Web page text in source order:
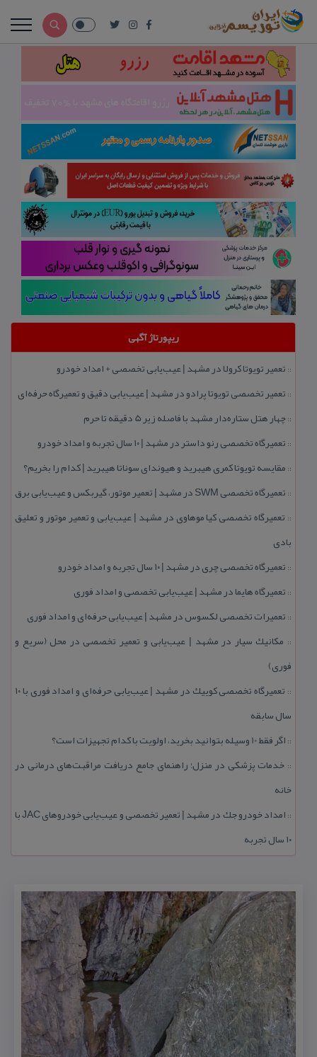
ریپورتاژ آگهی
:: تعمیر تویوتا كرولا در مشهد | عیب‌یابی تخصصی + امداد خودرو
:: تعمیر تخصصی تویوتا پرادو در مشهد | عیب‌یابی دقیق و تعمیرگاه حرفه‌ای
::چهار هتل‌ ستاره‌دار مشهد با فاصله زیر 5 دقیقه تا حرم
:: تعمیرگاه تخصصی رنو داستر در مشهد | ۱۰ سال تجربه و امداد خودرو
:: مقایسه تویوتا كمری هیبرید و هیوندای سوناتا هیبرید | كدام را بخریم؟
:: تعمیرگاه تخصصی SWM در مشهد | تعمیر موتور، گیربكس و عیب‌یابی برق
:: تعمیرگاه تخصصی كیا موهاوی در مشهد | عیب‌یابی و تعمیر موتور و تعلیق
بادی
:: تعمیرگاه تخصصی چری در مشهد | ۱۰ سال تجربه و امداد خودرو
:: تعمیرگاه هایما در مشهد | عیب‌یابی تخصصی و امداد فوری
:: تعمیرات تخصصی لكسوس در مشهد | عیب‌یابی حرفه‌ای و امداد فوری
:: مكانیك سیار در مشهد | عیب‌یابی و تعمیر تخصصی در محل (سریع و
فوری)
::
تعمیرگاه تخصصی كوییك در مشهد | عیب‌یابی حرفه‌ای و امداد فوری با ۱۰
سال سابقه
:: اگر فقط 10 وسیله بتوانید بخرید، اولویت با كدام تجهیزات است؟
:: خدمات پزشكی در منزل؛ راهنمای جامع دریافت مراقبت‌های درمانی در
خانه
::
امداد خودرو جك در مشهد | تعمیر تخصصی و عیب‌یابی خودروهای JAC با
۱۰ سال تجربه